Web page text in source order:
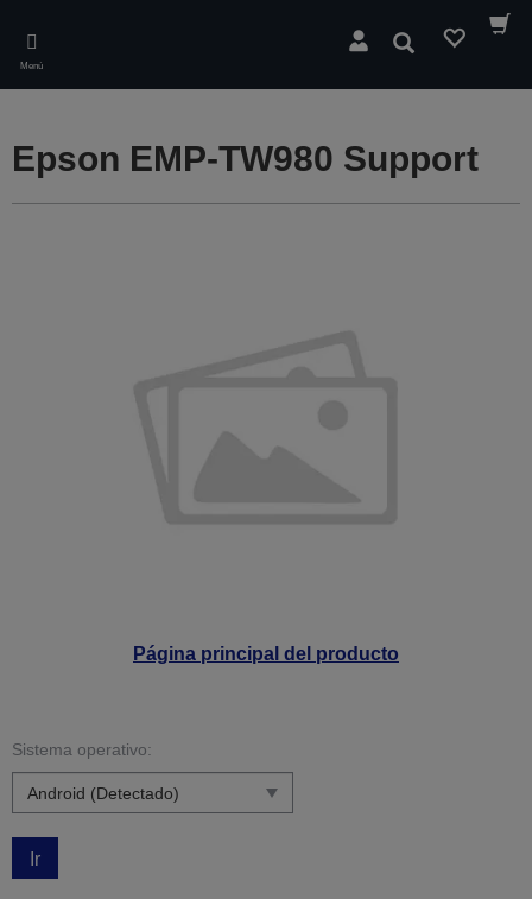
main
content
Menú
Buscar
Página principal del producto
Epson EMP-TW980 Support
Sistema operativo:
Ir